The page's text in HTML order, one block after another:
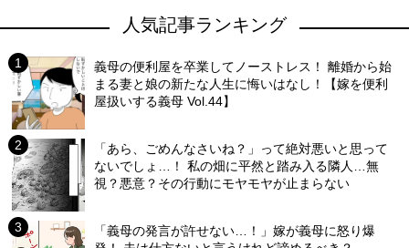
人気記事ランキング
義母の便利屋を卒業してノーストレス！ 離婚から始
まる妻と娘の新たな人生に悔いはなし！【嫁を便利
屋扱いする義母 Vol.44】
「あら、ごめんなさいね？」って絶対悪いと思って
ないでしょ…！ 私の畑に平然と踏み入る隣人…無
視？悪意？その行動にモヤモヤが止まらない
「義母の発言が許せない…！」嫁が義母に怒り爆